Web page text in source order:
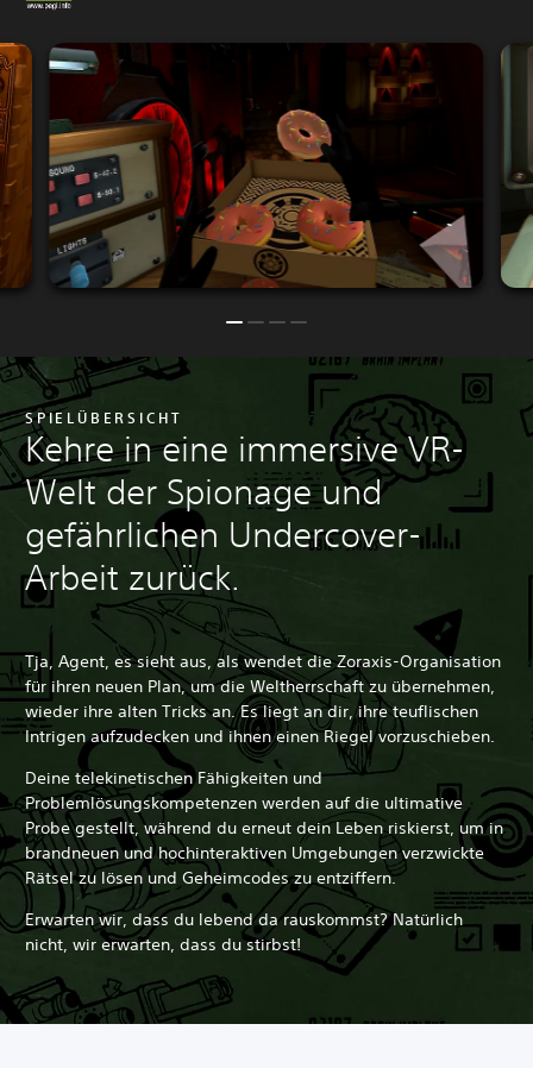
SPIELÜBERSICHT
Kehre in eine immersive VR-
Welt der Spionage und
gefährlichen Undercover-
Arbeit zurück.
Tja, Agent, es sieht aus, als wendet die Zoraxis-Organisation
für ihren neuen Plan, um die Weltherrschaft zu übernehmen,
wieder ihre alten Tricks an. Es liegt an dir, ihre teuflischen
Intrigen aufzudecken und ihnen einen Riegel vorzuschieben.
Deine telekinetischen Fähigkeiten und
Problemlösungskompetenzen werden auf die ultimative
Probe gestellt, während du erneut dein Leben riskierst, um in
brandneuen und hochinteraktiven Umgebungen verzwickte
Rätsel zu lösen und Geheimcodes zu entziffern.
Erwarten wir, dass du lebend da rauskommst? Natürlich
nicht, wir erwarten, dass du stirbst!